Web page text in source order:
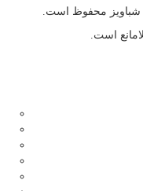
شباویز محفوظ است.
است.